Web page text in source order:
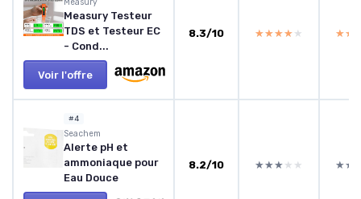
Measury Testeur
TDS et Testeur EC
- Cond...
Voir l'offre
8.3/10 ★★★★★
★★★★★
#4
Seachem
Alerte pH et
ammoniaque pour
Eau Douce
8.2/10 ★★★★★
★★★★★